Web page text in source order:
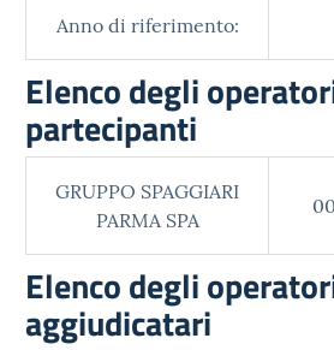
Anno di riferimento:
Elenco degli
partecipanti
GRUPPO SPAGGIARI
PARMA SPA
Elenco degli
aggiudicatari